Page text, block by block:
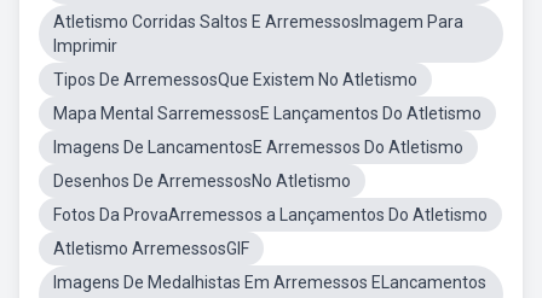
Atletismo Corridas Saltos E ArremessosImagem Para
Imprimir
Tipos De ArremessosQue Existem No Atletismo
Mapa Mental SarremessosE Lançamentos Do Atletismo
Imagens De LancamentosE Arremessos Do Atletismo
Desenhos De ArremessosNo Atletismo
Fotos Da ProvaArremessos a Lançamentos Do Atletismo
Atletismo ArremessosGIF
Imagens De Medalhistas Em Arremessos ELancamentos